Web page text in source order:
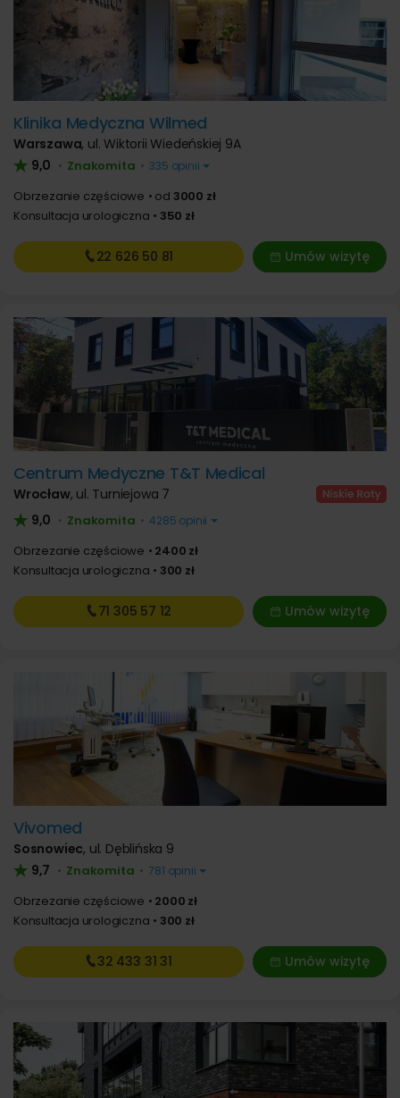
Klinika Medyczna Wilmed
Warszawa, ul. Wiktorii Wiedeńskiej 9A
9,0 • Znakomita • 335 opinii
Obrzezanie częściowe od 3000 zł
Konsultacja urologiczna
350 zł
Umów wizytę
22 626 50 81
Centrum Medyczne T&T Medical
Wrocław, ul. Turniejowa 7
9,0 • Znakomita • 4285 opinii
Obrzezanie częściowe
2400 zł
Konsultacja urologiczna
300 zł
Umów wizytę
71 305 57 12
Vivomed
Sosnowiec, ul. Dęblińska 9
9,7 • Znakomita • 781 opinii
Obrzezanie częściowe
2000 zł
Konsultacja urologiczna
300 zł
Umów wizytę
32 433 31 31